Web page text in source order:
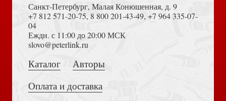
Санкт-Петербург, Малая Конюшенная, д. 9
+7 812 571-20-75, 8 800 201-43-49, +7 964 335-07-
04
Еждн. с 11:00 до 20:00 МСК
slovo@peterlink.ru
Каталог
Авторы
Оплата и доставка